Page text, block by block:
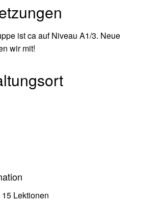
ist ca auf Niveau A1/3. Neue
wir mit!
Lektionen